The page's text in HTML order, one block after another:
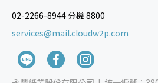
02-2266-8944 分機 8800
services@mail.cloudw2p.com